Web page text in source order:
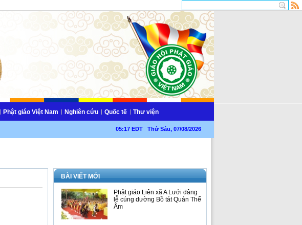
Phật giáo Việt Nam Nghiên cứu Quốc tế Thư viện
05:17 EDT Thứ Sáu, 07/08/2026
BÀI VIẾT MỚI
Phật giáo Liên xã A Lưới dâng
lễ cúng dường Bồ tát Quán Thế
Âm